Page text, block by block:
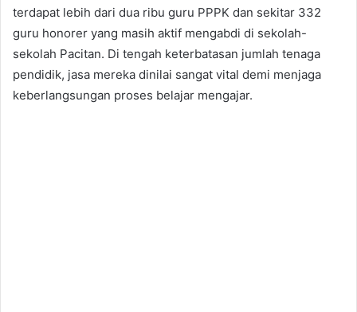
terdapat lebih dari dua ribu guru PPPK dan sekitar 332
guru honorer yang masih aktif mengabdi di sekolah-
sekolah Pacitan. Di tengah keterbatasan jumlah tenaga
pendidik, jasa mereka dinilai sangat vital demi menjaga
keberlangsungan proses belajar mengajar.